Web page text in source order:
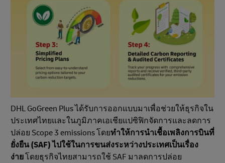
DHL GoGreen Plus ได้รับการออกแบบมาเพื่อช่วยให้ธุรกิจใน
ประเทศไทยและในภูมิภาคเอเชียแปซิฟิกจัดการและลดการ
ปล่อย Scope 3 emissions โดยทําให้การนำเชื้อเพลิงการบินที่
ยั่งยืน (SAF) ไปใช้ในการขนส่งระหว่างประเทศเป็นเรื่อง
ง่ายโดยธุรกิจไทยสามารถใช้ SAF มาลดการปล่อย